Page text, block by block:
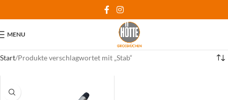
MENU
Start Produkte verschlagwortet mit „Stab“